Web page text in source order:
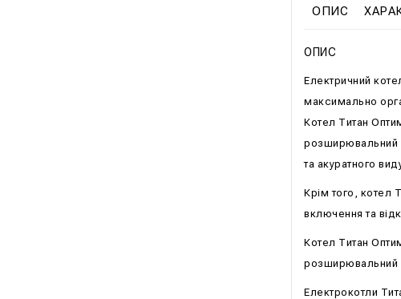
ОПИС
ОПИС
Електричний
максимально
Котел Титан
розширювальний
та акуратного
Крім того, котел
включення та
Котел Титан
розширювальний
Електрокотли